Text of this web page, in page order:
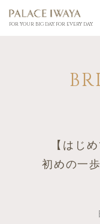
FOR YOUR BIG DAY. FOR EVERY DAY.
【はじ
初めの一